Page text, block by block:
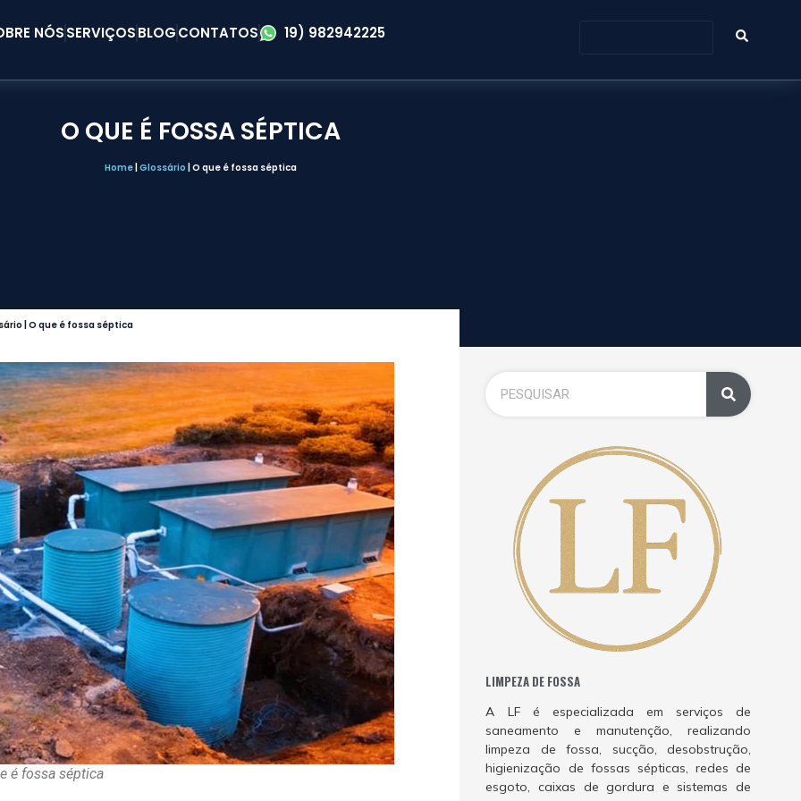
NÓSSERVIÇOSBLOGCONTATOS 19) 982942225
O QUE É FOSSA SÉPTICA
Home| Glossário O que é fossa séptica
O que é fossa séptica
é fossa séptica
LIMPEZA DE FOSSA
A LF é especializada em serviços de
saneamento e manutenção, realizando
limpeza de fossa, sucção, desobstrução,
higienização de fossas sépticas, redes de
esgoto, caixas de gordura e sistemas de